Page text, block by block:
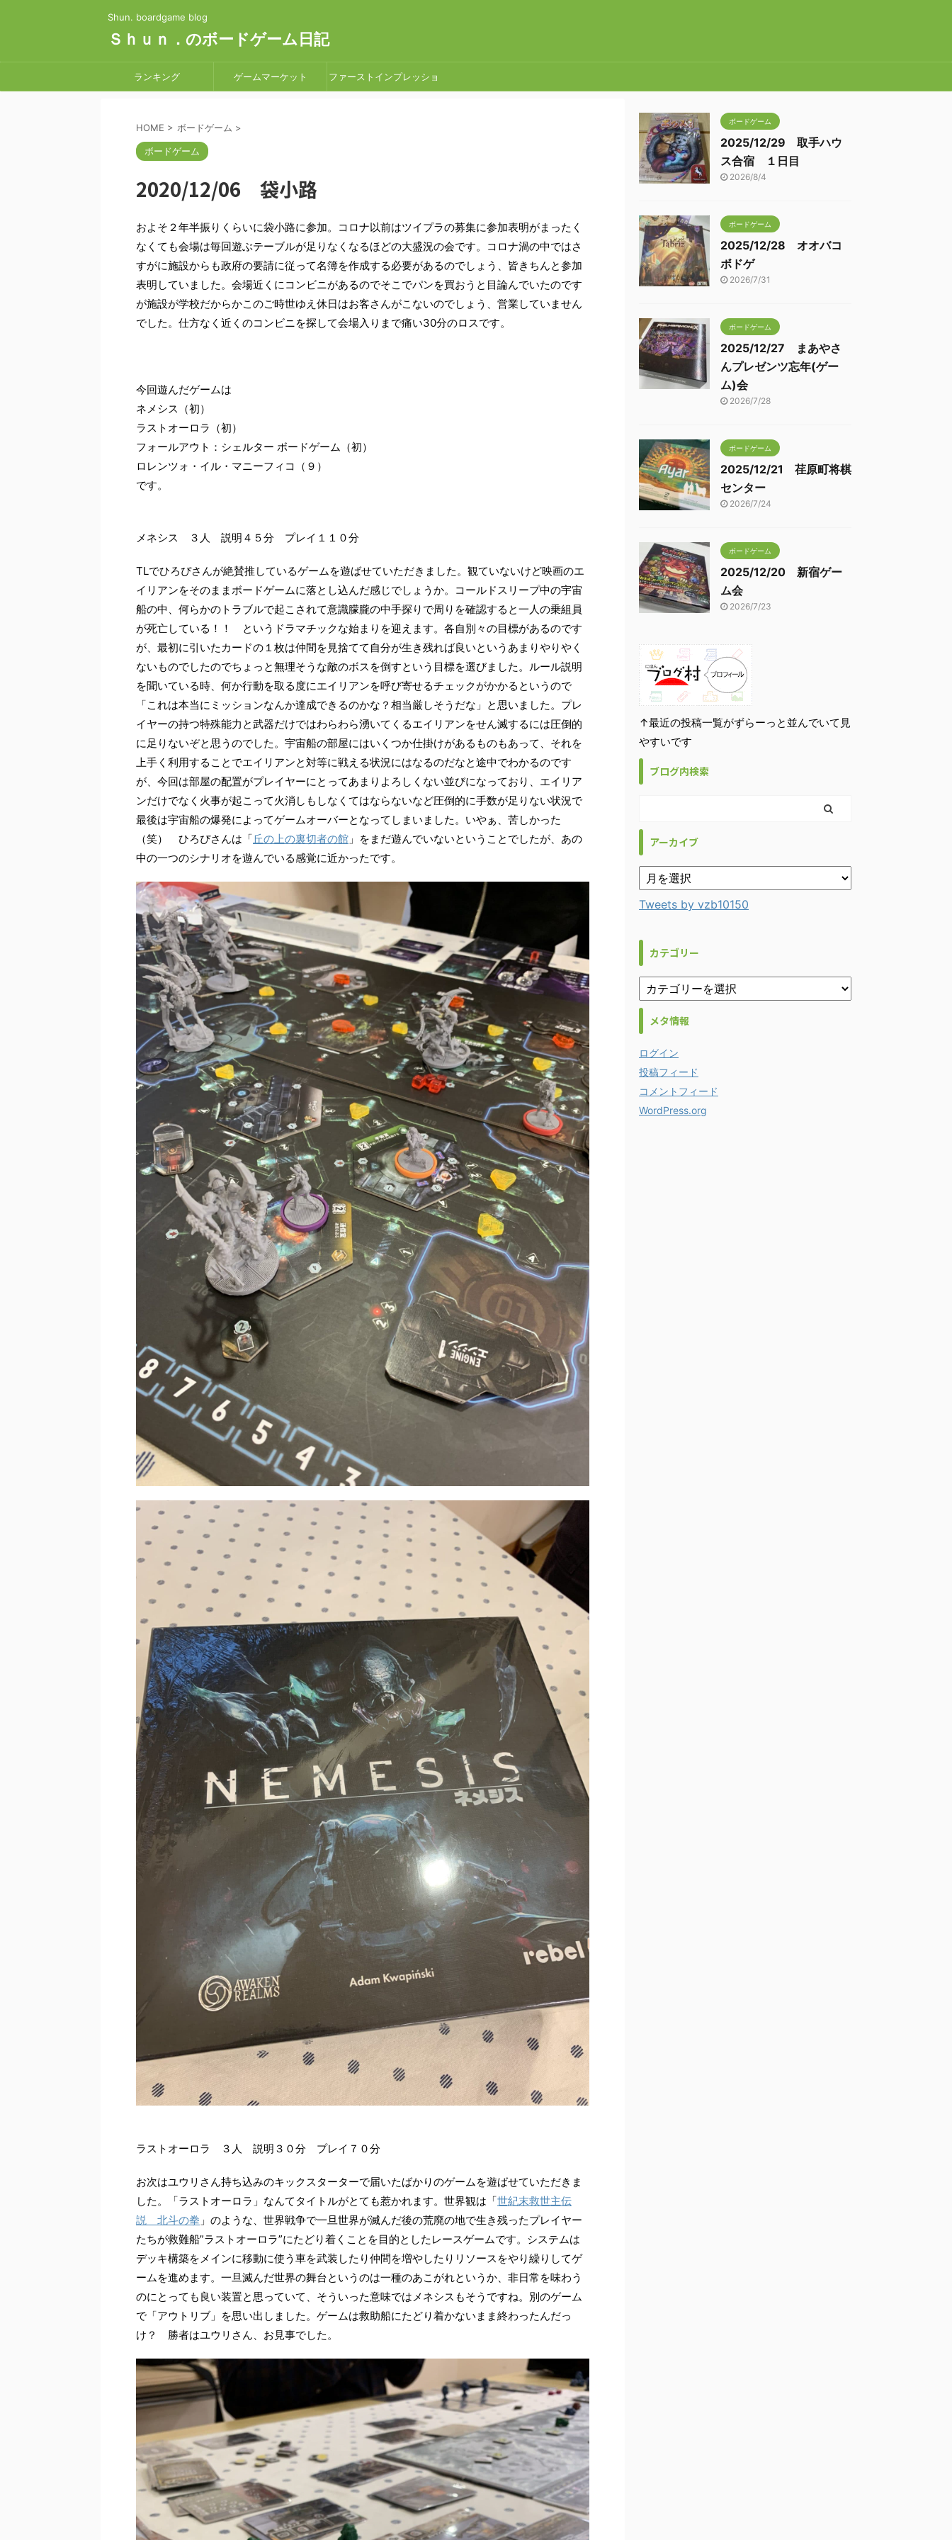
Shun. boardgame blog
Ｓｈｕｎ．のボードゲーム日記
ランキング ゲームマーケット ファーストインプレッショ
HOME > ボードゲーム >
ボードゲーム
2020/12/06 袋小路
およそ２年半振りくらいに袋小路に参加。コロナ以前はツイプラの募集に参加表明がまったく
なくても会場は毎回遊ぶテーブルが足りなくなるほどの大盛況の会です。コロナ渦の中ではさ
すがに施設からも政府の要請に従って名簿を作成する必要があるのでしょう、皆きちんと参加
表明していました。会場近くにコンビニがあるのでそこでパンを買おうと目論んでいたのです
が施設が学校だからかこのご時世ゆえ休日はお客さんがこないのでしょう、営業していません
でした。仕方なく近くのコンビニを探して会場入りまで痛い30分のロスです。
今回遊んだゲームは
ネメシス（初）
ラストオーロラ（初）
フォールアウト：シェルター ボードゲーム（初）
ロレンツォ・イル・マニーフィコ（９）
です。
メネシス ３人 説明４５分 プレイ１１０分
TLでひろぴさんが絶賛推しているゲームを遊ばせていただきました。観ていないけど映画のエ
イリアンをそのままボードゲームに落とし込んだ感じでしょうか。コールドスリープ中の宇宙
船の中、何らかのトラブルで起こされて意識朦朧の中手探りで周りを確認すると一人の乗組員
が死亡している！！ というドラマチックな始まりを迎えます。各自別々の目標があるのです
が、最初に引いたカードの１枚は仲間を見捨てて自分が生き残れば良いというあまりやりやく
ないものでしたのでちょっと無理そうな敵のボスを倒すという目標を選びました。ルール説明
を聞いている時、何か行動を取る度にエイリアンを呼び寄せるチェックがかかるというので
「これは本当にミッションなんか達成できるのかな？相当厳しそうだな」と思いました。プレ
イヤーの持つ特殊能力と武器だけではわらわら湧いてくるエイリアンをせん滅するには圧倒的
に足りないぞと思うのでした。宇宙船の部屋にはいくつか仕掛けがあるものもあって、それを
上手く利用することでエイリアンと対等に戦える状況にはなるのだなと途中でわかるのです
が、今回は部屋の配置がプレイヤーにとってあまりよろしくない並びになっており、エイリア
ンだけでなく火事が起こって火消しもしなくてはならないなど圧倒的に手数が足りない状況で
最後は宇宙船の爆発によってゲームオーバーとなってしまいました。いやぁ、苦しかった
（笑） ひろぴさんは「丘の上の裏切者の館 」をまだ遊んでいないということでしたが、あの
中の一つのシナリオを遊んでいる感覚に近かったです。
ラストオーロラ ３人 説明３０分 プレイ７０分
お次はユウリさん持ち込みのキックスターターで届いたばかりのゲームを遊ばせていただきま
した。「ラストオーロラ」なんてタイトルがとても惹かれます。世界観は「世紀末救世主伝
説 北斗の拳 」のような、世界戦争で一旦世界が滅んだ後の荒廃の地で生き残ったプレイヤー
たちが救難船”ラストオーロラ”にたどり着くことを目的としたレースゲームです。システムは
デッキ構築をメインに移動に使う車を武装したり仲間を増やしたりリソースをやり繰りしてゲ
ームを進めます。一旦滅んだ世界の舞台というのは一種のあこがれというか、非日常を味わう
のにとっても良い装置と思っていて、そういった意味ではメネシスもそうですね。別のゲーム
で「アウトリブ」を思い出しました。ゲームは救助船にたどり着かないまま終わったんだっ
け？ 勝者はユウリさん、お見事でした。
ボードゲーム
2025/12/29 取手ハウ
ス合宿 １日目
2026/8/4
ボードゲーム
2025/12/28 オオバコ
ボドゲ
2026/7/31
ボードゲーム
2025/12/27 まあやさ
んプレゼンツ忘年(ゲー
ム)会
2026/7/28
ボードゲーム
2025/12/21 荏原町将棋
センター
2026/7/24
ボードゲーム
2025/12/20 新宿ゲー
ム会
2026/7/23
↑最近の投稿一覧がずらーっと並んでいて見
やすいです
ブログ内検索
アーカイブ
Tweets by vzb10150
カテゴリー
メタ情報
ログイン
投稿フィード
コメントフィード
WordPress.org